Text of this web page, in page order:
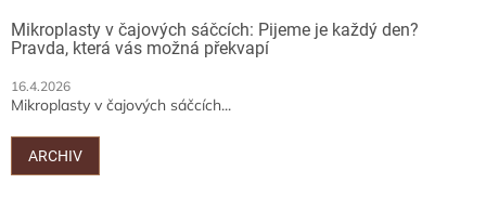
Mikroplasty v čajových sáčcích: Pijeme je každý den?
Pravda, která vás možná překvapí
16.4.2026
Mikroplasty v čajových sáčcích...
ARCHIV